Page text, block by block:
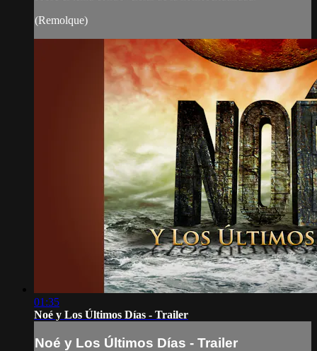
(Remolque)
01:35
Noé y Los Últimos Días - Trailer
Noé y Los Últimos Días - Trailer